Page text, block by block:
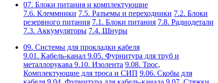
07. Блоки питания и комплектующие
7.6. Клеммники 7.5. Разъемы и переходники 7.2. Блоки
резервного питания 7.1. Блоки питания 7.8. Радиодетали
7.3. Аккумуляторы 7.4. Шнуры
09. Системы для прокладки кабеля
9.01. Кабель-канал 9.05. Фурнитура для труб и
металлорукава 9.10. Изолента 9.08. Трос,
Комплектующие для троса и СИП 9.06. Скобы для